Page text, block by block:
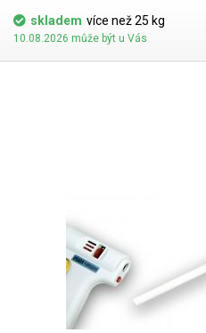
skladem více než 25 kg
10.08.2026 může být u Vás